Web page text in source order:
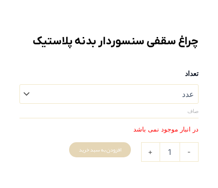
چراغ سقفی سنسوردار بدنه پلاستیک
تعداد
صاف
در انبار موجود نمی باشد
چراغ
پلاستیک
عدد
افزودن به سبد خرید